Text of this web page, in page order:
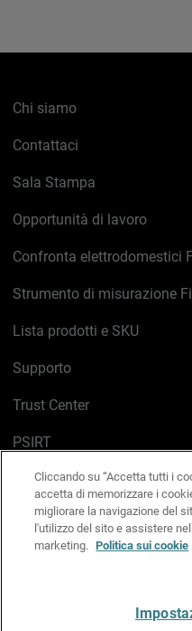
Chi siamo
Contattaci
Sala Stampa
Opportunità di lavoro
Confronta elettrodomestici
Strumento di misurazione
Lista prodotti e SKU
Supporto
Trust Center
PSIRT
Politica sui cookie
Informativa sulla privacy
Kit Media & Brand
Cliccando su “Accetta tutti i
accetta di memorizzare i
migliorare la navigazione del
l'utilizzo del sito e assistere
marketing. Politica sui cookie